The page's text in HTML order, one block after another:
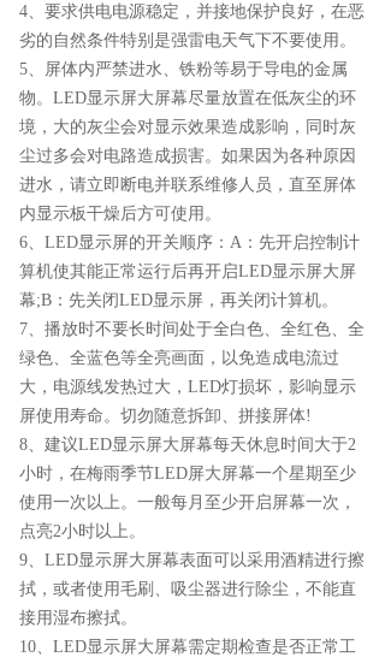
4、要求供电电源稳定，并接地保护良好，在恶
劣的自然条件特别是强雷电天气下不要使用。
5、屏体内严禁进水、铁粉等易于导电的金属
物。LED显示屏大屏幕尽量放置在低灰尘的环
境，大的灰尘会对显示效果造成影响，同时灰
尘过多会对电路造成损害。如果因为各种原因
进水，请立即断电并联系维修人员，直至屏体
内显示板干燥后方可使用。
6、LED显示屏的开关顺序：A：先开启控制计
算机使其能正常运行后再开启LED显示屏大屏
幕;B：先关闭LED显示屏，再关闭计算机。
7、播放时不要长时间处于全白色、全红色、全
绿色、全蓝色等全亮画面，以免造成电流过
大，电源线发热过大，LED灯损坏，影响显示
屏使用寿命。切勿随意拆卸、拼接屏体!
8、建议LED显示屏大屏幕每天休息时间大于2
小时，在梅雨季节LED屏大屏幕一个星期至少
使用一次以上。一般每月至少开启屏幕一次，
点亮2小时以上。
9、LED显示屏大屏幕表面可以采用酒精进行擦
拭，或者使用毛刷、吸尘器进行除尘，不能直
接用湿布擦拭。
10、LED显示屏大屏幕需定期检查是否正常工